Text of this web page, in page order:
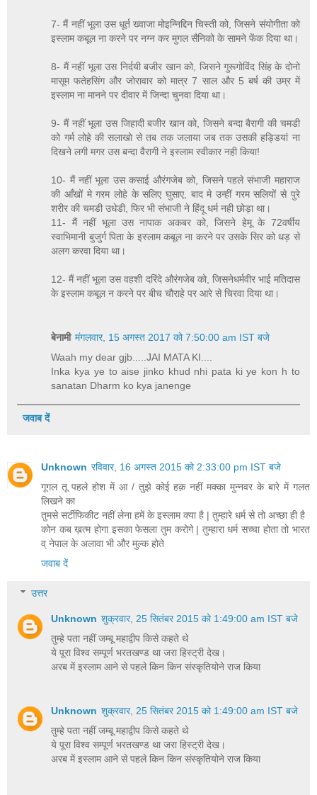
7- मैं नहीं भूला उस धूर्त ख्वाजा मोइन्निद्दिन चिस्ती को, जिसने संयोगीता को
इस्लाम कबूल ना करने पर नग्न कर मुगल सैनिको के सामने फेंक दिया था।
8- मैं नहीं भूला उस निर्दयी बजीर खान को, जिसने गुरूगोविंद सिंह के दोनो
मासूम फतेहसिंग और जोरावार को मात्र 7 साल और 5 बर्ष की उम्र में
इस्लाम ना मानने पर दीवार में जिन्दा चुनवा दिया था।
9- मैं नहीं भूला उस जिहादी बजीर खान को, जिसने बन्दा बैरागी की चमडी
को गर्म लोहे की सलाखो से तब तक जलाया जब तक उसकी हड्डियां ना
दिखने लगी मगर उस बन्दा वैरागी ने इस्लाम स्वीकार नही किया!
10- मैं नहीं भूला उस कसाई औरंगजेब को, जिसने पहले संभाजी महाराज
की आँखों मे गरम लोहे के सलिए घुसाए, बाद मे उन्हीं गरम सलियों से पुरे
शरीर की चमडी उधेडी, फिर भी संभाजी ने हिंदू धर्म नही छोड़ा था।
11- मैं नहीं भूला उस नापाक अकबर को, जिसने हेमू के 72वर्षीय
स्वाभिमानी बुजुर्ग पिता के इस्लाम कबूल ना करने पर उसके सिर को धड़ से
अलग करवा दिया था।
12- मैं नहीं भूला उस वहशी दरिंदे औरंगजेब को, जिसनेधर्मवीर भाई मतिदास
के इस्लाम कबूल न करने पर बीच चौराहे पर आरे से चिरवा दिया था।
बेनामी मंगलवार, 15 अगस्त 2017 को 7:50:00 am IST बजे
Waah my dear gjb.....JAI MATA KI....
Inka kya ye to aise jinko khud nhi pata ki ye kon h to
sanatan Dharm ko kya janenge
जवाब दें
Unknown रविवार, 16 अगस्त 2015 को 2:33:00 pm IST बजे
गूगल तू पहले होश में आ / तुझे कोई हक़ नहीं मक्का मुन्नवर के बारे में गलत
लिखने का
तुमसे सर्टीफिकीट नहीं लेना हमें के इस्लाम क्या है | तुम्हारे धर्म से तो अच्छा ही है
कोन कब ख़त्म होगा इसका फेसला तुम करोगे | तुम्हारा धर्म सच्चा होता तो भारत
व् नेपाल के अलावा भी और मुल्क होते
जवाब दें
उत्तर
Unknown शुक्रवार, 25 सितंबर 2015 को 1:49:00 am IST बजे
तुम्हे पता नहीं जम्बू महाद्वीप किसे कहते थे
ये पूरा विश्व सम्पूर्ण भरतखण्ड था जरा हिस्ट्री देख।
अरब में इस्लाम आने से पहले किन किन संस्कृतियोने राज किया
Unknown शुक्रवार, 25 सितंबर 2015 को 1:49:00 am IST बजे
तुम्हे पता नहीं जम्बू महाद्वीप किसे कहते थे
ये पूरा विश्व सम्पूर्ण भरतखण्ड था जरा हिस्ट्री देख।
अरब में इस्लाम आने से पहले किन किन संस्कृतियोने राज किया